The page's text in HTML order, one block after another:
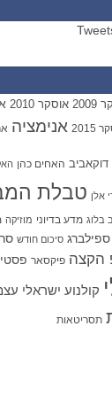
אוסקר 2010
אנימציה
דוקאביב האחים כהן
אלן טבלת
בלוג מדע בדיוני מוזיקה
סיכום חודש
הקצה פיקסאר
קולנוע ישראלי
תסריטאות